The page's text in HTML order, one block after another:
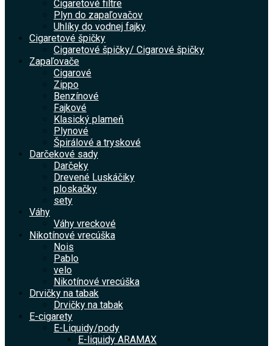
Cigaretové filtre
Plyn do zapaľovačov
Uhlíky do vodnej fajky
Cigaretové špičky
Cigaretové špičky/ Cigarové špičky
Zapaľovače
Cigarové
Zippo
Benzínové
Fajkové
Klasický plameň
Plynové
Špirálové a tryskové
Darčekové sady
Darčeky
Drevené Luskáčiky
ploskačky
sety
Váhy
Váhy vreckové
Nikotínové vrecúška
Nois
Pablo
velo
Nikotínové vrecúška
Drvičky na tabak
Drvičky na tabak
E-cigarety
E-Liquidy/pody
E-liquidy ARAMAX